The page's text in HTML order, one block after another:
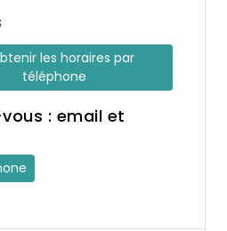
les horaires par
téléphone
: email et